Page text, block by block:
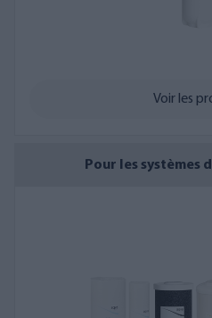
Voir les
Pour les systèmes